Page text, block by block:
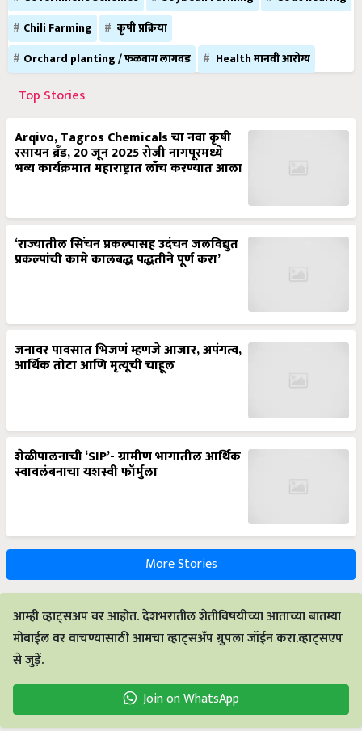
Chili Farming
कृषी प्रक्रिया
Orchard planting / फळबाग लागवड
Health मानवी आरोग्य
Top Stories
Arqivo, Tagros Chemicals चा नवा कृषी
रसायन ब्रँड, 20 जून 2025 रोजी नागपूरमध्ये
भव्य कार्यक्रमात महाराष्ट्रात लाँच करण्यात आला
‘राज्यातील सिंचन प्रकल्पासह उदंचन जलविद्युत
प्रकल्पांची कामे कालबद्ध पद्धतीने पूर्ण करा’
जनावर पावसात भिजणं म्हणजे आजार, अपंगत्व,
आर्थिक तोटा आणि मृत्यूची चाहूल
शेळीपालनाची ‘SIP’- ग्रामीण भागातील आर्थिक
स्वावलंबनाचा यशस्वी फॉर्मुला
More Stories
आम्ही व्हाट्सअप वर आहोत. देशभरातील शेतीविषयीच्या आताच्या बातम्या
मोबाईल वर वाचण्यासाठी आमचा व्हाट्सअँप ग्रुपला जॉईन करा.व्हाट्सएप
से जुड़ें.
Join on WhatsApp